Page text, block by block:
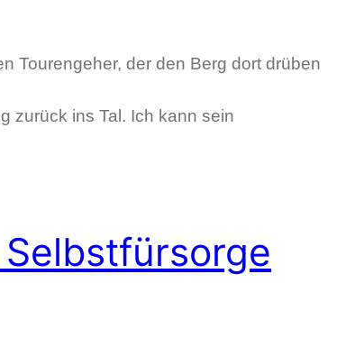
Tourengeher, der den Berg dort drüben
zurück ins Tal. Ich kann sein
Selbstfürsorge